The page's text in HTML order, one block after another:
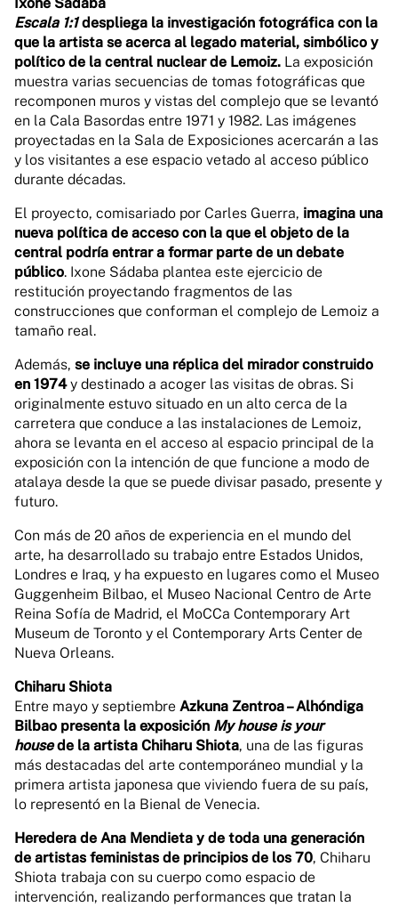
Escala 1:1despliega la investigación fotográfica con la
que la artista se acerca al legado material, simbólico y
político de la central nuclear de Lemoiz. La exposición
muestra varias secuencias de tomas fotográficas que
recomponen muros y vistas del complejo que se levantó
en la Cala Basordas entre 1971 y 1982. Las imágenes
proyectadas en la Sala de Exposiciones acercarán a las
y los visitantes a ese espacio vetado al acceso público
durante décadas.
El proyecto, comisariado por Carles Guerra, imagina una
nueva política de acceso con la que el objeto de la
central podría entrar a formar parte de un debate
público. Ixone Sádaba plantea este ejercicio de
restitución proyectando fragmentos de las
construcciones que conforman el complejo de Lemoiz a
tamaño real.
Además, se incluye una réplica del mirador construido
en 1974y destinado a acoger las visitas de obras. Si
originalmente estuvo situado en un alto cerca de la
carretera que conduce a las instalaciones de Lemoiz,
ahora se levanta en el acceso al espacio principal de la
exposición con la intención de que funcione a modo de
atalaya desde la que se puede divisar pasado, presente y
futuro.
Con más de 20 años de experiencia en el mundo del
arte, ha desarrollado su trabajo entre Estados Unidos,
Londres e Iraq, y ha expuesto en lugares como el Museo
Guggenheim Bilbao, el Museo Nacional Centro de Arte
Reina Sofía de Madrid, el MoCCa Contemporary Art
Museum de Toronto y el Contemporary Arts Center de
Nueva Orleans.
Chiharu Shiota
Entre mayo y septiembre Azkuna Zentroa – Alhóndiga
Bilbao presenta la exposición My house is your
housede la artista Chiharu Shiota, una de las figuras
más destacadas del arte contemporáneo mundial y la
primera artista japonesa que viviendo fuera de su país,
lo representó en la Bienal de Venecia.
Heredera de Ana Mendieta y de toda una generación
de artistas feministas de principios de los 70, Chiharu
Shiota trabaja con su cuerpo como espacio de
intervención, realizando performances que tratan la